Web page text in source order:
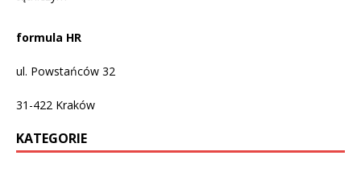
formula HR
ul. Powstańców 32
31-422 Kraków
KATEGORIE